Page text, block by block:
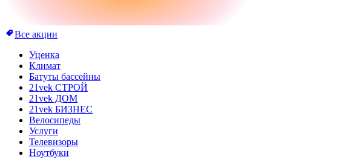
Все акции
Уценка
Климат
Батуты бассейны
21vek СТРОЙ
21vek ДОМ
21vek БИЗНЕС
Велосипеды
Услуги
Телевизоры
Ноутбуки